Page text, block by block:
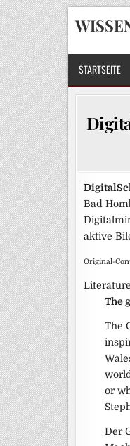
Skip
to
content
STARTSEITE
Bad
aktive
Original-
The
The
or
Der